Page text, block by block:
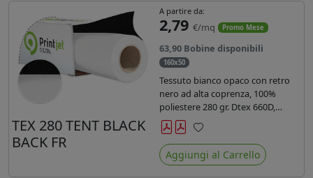
TEX 280 TENT BLACK
BACK FR
A partire da:
2,79 €/mq Promo Mese
63,90 Bobine disponibili
160x50
Tessuto bianco opaco con retro
nero ad alta coprenza, 100%
poliestere 280 gr. Dtex 660D,
idrorepellente, adatto alla stampa
sublimatica indiretta. Ideale per
tende ,coperture gazebo, prodotti
gonfiabili o cuscini di
Preferiti
Aggiungi al Carrello